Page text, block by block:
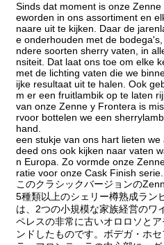
Sinds dat moment is onze
eworden in ons assortiment en
naare uit te kijken. Daar de
e onderhouden met de
ndere soorten sherry vaten, in
nsiteit. Dat laat ons toe om elke
met de lichting vaten die we
ijke resultaat uit te halen. Ook
m er een fruitlambik op te laten
van onze Zenne y Frontera is
rvoor bottelen we een
hand.
een stukje van ons hart lieten
deed ons ook kijken naar vaten
n Europa. Zo vormde onze
ratie voor onze Cask Finish serie.
このクラシックバージョンの
5種類以上のシェリー樽熟成ラン
は、2つの小規模な家族経営のワ
ペレスの非常に古いオロロソと
ンドしたものです。ボデガ・ホ